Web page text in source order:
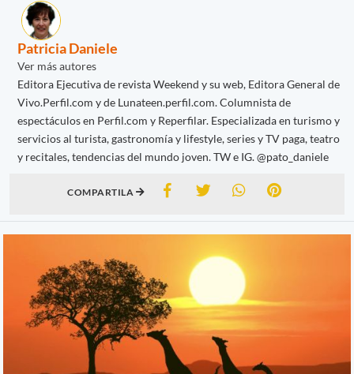
Patricia Daniele
Ver más autores
Editora Ejecutiva de revista Weekend y su web, Editora General de
Vivo.Perfil.com y de Lunateen.perfil.com. Columnista de
espectáculos en Perfil.com y Reperfilar. Especializada en turismo y
servicios al turista, gastronomía y lifestyle, series y TV paga, teatro
y recitales, tendencias del mundo joven. TW e IG. @pato_daniele
COMPARTILA